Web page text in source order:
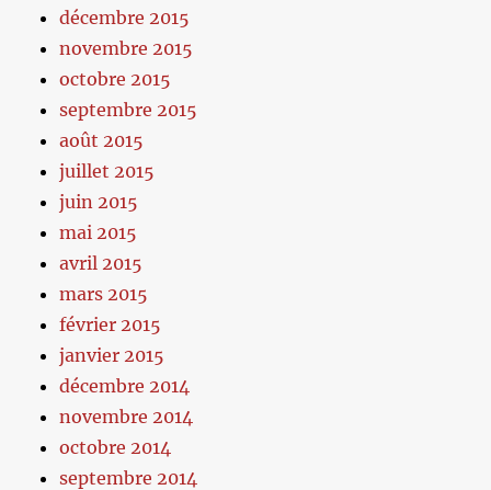
décembre 2015
novembre 2015
octobre 2015
septembre 2015
août 2015
juillet 2015
juin 2015
mai 2015
avril 2015
mars 2015
février 2015
janvier 2015
décembre 2014
novembre 2014
octobre 2014
septembre 2014